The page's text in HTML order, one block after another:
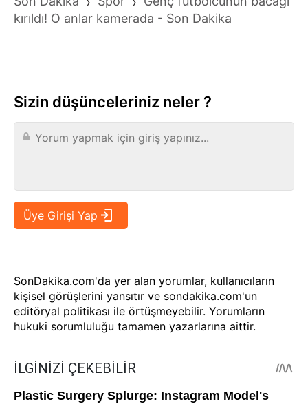
kırıldı! O anlar kamerada - Son Dakika
Sizin düşünceleriniz neler ?
SonDakika.com'da yer alan yorumlar, kullanıcıların
kişisel görüşlerini yansıtır ve sondakika.com'un
editöryal politikası ile örtüşmeyebilir. Yorumların
hukuki sorumluluğu tamamen yazarlarına aittir.